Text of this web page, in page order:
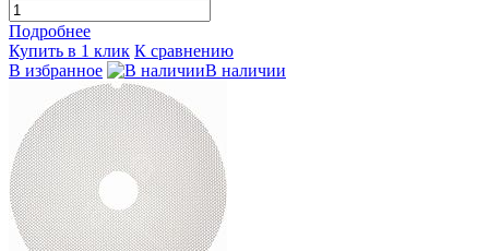
Подробнее
Купить в 1 клик К сравнению
В избранное
В наличии